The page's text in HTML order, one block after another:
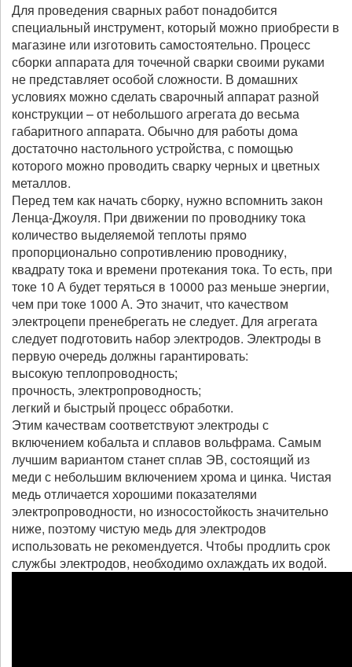
Для проведения сварных работ понадобится
специальный инструмент, который можно приобрести в
магазине или изготовить самостоятельно. Процесс
сборки аппарата для точечной сварки своими руками
не представляет особой сложности. В домашних
условиях можно сделать сварочный аппарат разной
конструкции – от небольшого агрегата до весьма
габаритного аппарата. Обычно для работы дома
достаточно настольного устройства, с помощью
которого можно проводить сварку черных и цветных
металлов.
Перед тем как начать сборку, нужно вспомнить закон
Ленца-Джоуля. При движении по проводнику тока
количество выделяемой теплоты прямо
пропорционально сопротивлению проводнику,
квадрату тока и времени протекания тока. То есть, при
токе 10 А будет теряться в 10000 раз меньше энергии,
чем при токе 1000 А. Это значит, что качеством
электроцепи пренебрегать не следует. Для агрегата
следует подготовить набор электродов. Электроды в
первую очередь должны гарантировать:
высокую теплопроводность;
прочность, электропроводность;
легкий и быстрый процесс обработки.
Этим качествам соответствуют электроды с
включением кобальта и сплавов вольфрама. Самым
лучшим вариантом станет сплав ЭВ, состоящий из
меди с небольшим включением хрома и цинка. Чистая
медь отличается хорошими показателями
электропроводности, но износостойкость значительно
ниже, поэтому чистую медь для электродов
использовать не рекомендуется. Чтобы продлить срок
службы электродов, необходимо охлаждать их водой.